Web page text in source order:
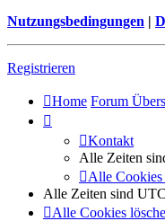
Nutzungsbedingungen |
Registrieren
Home Forum
Kontakt
Alle Zeiten
Alle Cookies
Alle Zeiten sind
Alle Cookies